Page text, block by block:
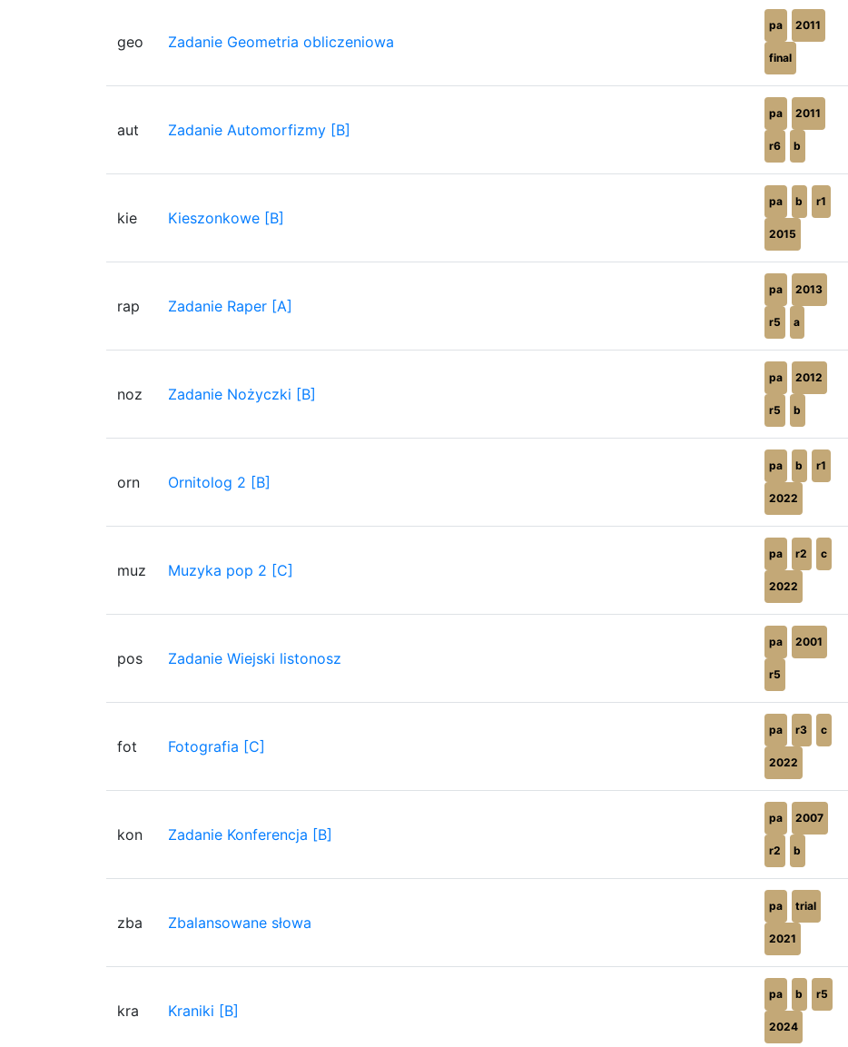
geo Zadanie Geometria obliczeniowa
pa 2011
final
aut Zadanie Automorfizmy [B]
pa 2011
r6 b
kie Kieszonkowe [B]
pa b r1
2015
rap Zadanie Raper [A]
pa 2013
r5 a
noz Zadanie Nożyczki [B]
pa 2012
r5 b
orn Ornitolog 2 [B]
pa b r1
2022
muz Muzyka pop 2 [C]
pa r2 c
2022
pos Zadanie Wiejski listonosz
pa 2001
r5
fot Fotografia [C]
pa r3 c
2022
kon Zadanie Konferencja [B]
pa 2007
r2 b
zba Zbalansowane słowa
pa trial
2021
kra Kraniki [B]
pa b r5
2024